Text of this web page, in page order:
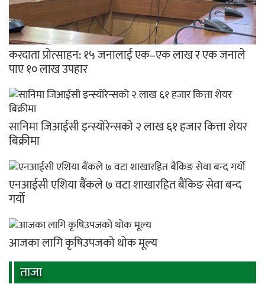
करदाता प्रोत्साहन: १५ जनालाई एक–एक लाख र एक जनाले
पाए १० लाख उपहार
सानिमा जिआईसी इन्स्योरेन्सको २ लाख ६१ हजार कित्ता शेयर
बिक्रीमा
एनआईसी एशिया बैंकले ७ वटा शाखारहित बैंकिङ सेवा बन्द
गर्यो
आजका लागि कृषिउपजको थोक मूल्य
ताजा